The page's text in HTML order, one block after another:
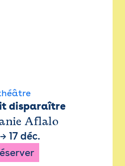
disparaître
Aflalo
→ 17 déc.